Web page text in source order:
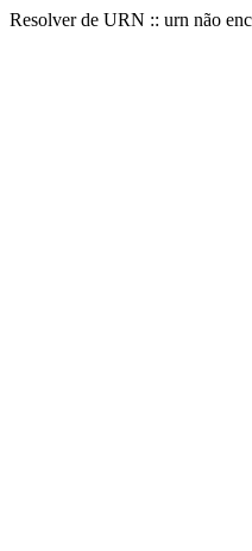
Resolver de URN :: urn não